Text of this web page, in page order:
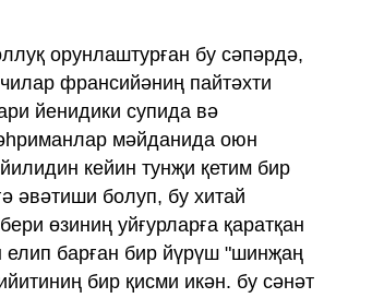
орунлаштурған бу сәпәрдә,
йенидики супида вә
мәйданида оюн
кейин тунҗи қетим бир
әвәтиши болуп, бу хитай
өзиниң уйғурларға қаратқан
елип барған бир йүрүш "шинҗаң
бир қисми икән. бу сәнәт